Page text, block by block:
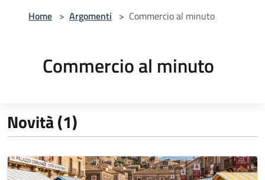
Home > Argomenti > Commercio al minuto
Commercio al minuto
Novità (1)